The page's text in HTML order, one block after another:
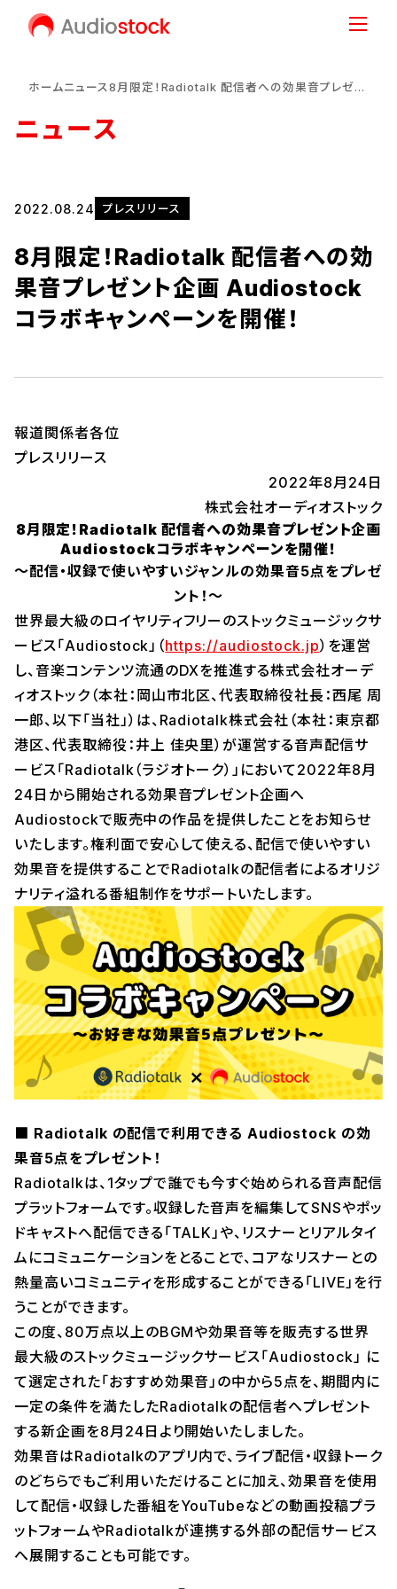
ホームニュース 8月限定！Radiotalk 配信者への効果音プレゼント企画 Audiostockコラボキャンペーンを開催！
ニュース
2022.08.24 プレスリリース
8月限定！Radiotalk 配信者への効
果音プレゼント企画 Audiostock
コラボキャンペーンを開催！
報道関係者各位
プレスリリース
2022年8月24日
株式会社オーディオストック
8月限定！Radiotalk 配信者への効果音プレゼント企画
Audiostockコラボキャンペーンを開催！
～配信・収録で使いやすいジャンルの効果音5点をプレゼ
ント！～
世界最大級のロイヤリティフリーのストックミュージックサ
ービス「Audiostock」（https://audiostock.jp）を運営
し、音楽コンテンツ流通のDXを推進する株式会社オーデ
ィオストック（本社：岡山市北区、代表取締役社長：西尾 周
一郎、以下「当社」）は、Radiotalk株式会社（本社：東京都
港区、代表取締役：井上 佳央里）が運営する音声配信サ
ービス「Radiotalk（ラジオトーク）」において2022年8月
24日から開始される効果音プレゼント企画へ
Audiostockで販売中の作品を提供したことをお知らせ
いたします。権利面で安心して使える、配信で使いやすい
効果音を提供することでRadiotalkの配信者によるオリジ
ナリティ溢れる番組制作をサポートいたします。
■ Radiotalk の配信で利用できる Audiostock の効
果音5点をプレゼント！
Radiotalkは、1タップで誰でも今すぐ始められる音声配信
プラットフォームです。収録した音声を編集してSNSやポッ
ドキャストへ配信できる「TALK」や、リスナーとリアルタイ
ムにコミュニケーションをとることで、コアなリスナーとの
熱量高いコミュニティを形成することができる「LIVE」を行
うことができます。
この度、80万点以上のBGMや効果音等を販売する世界
最大級のストックミュージックサービス「Audiostock」 に
て選定された「おすすめ効果音」の中から5点を、期間内に
一定の条件を満たしたRadiotalkの配信者へプレゼント
する新企画を8月24日より開始いたしました。
効果音はRadiotalkのアプリ内で、ライブ配信・収録トーク
のどちらでもご利用いただけることに加え、効果音を使用
して配信・収録した番組をYouTubeなどの動画投稿プラ
ットフォームやRadiotalkが連携する外部の配信サービス
へ展開することも可能です。